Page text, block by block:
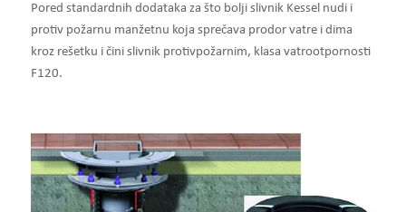
Pored standardnih dodataka za što bolji slivnik Kessel nudi i
protiv požarnu manžetnu koja sprečava prodor vatre i dima
kroz rešetku i čini slivnik protivpožarnim, klasa vatrootpornosti
F120.